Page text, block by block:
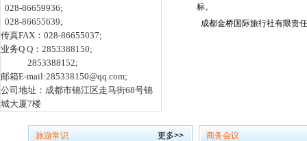
028-86659936;
028-86655639;
传真FAX：028-86655037;
业务Q Q：2853388150;
2853388152;
邮箱E-mail:285338150@qq.com;
公司地址：成都市锦江区走马街68号锦
城大厦7楼
标。
成都金桥国际旅行社有限责
旅游常识
更多>>
商务会议